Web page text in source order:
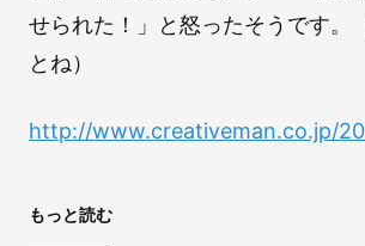
せられた！」と怒ったそうです。
とね）
http://www.creativeman.co.jp/
もっと読む